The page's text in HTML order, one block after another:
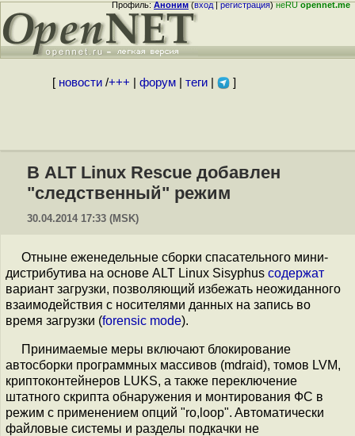
Профиль:Аноним(вход|регистрация)неRUopennet.me
[ новости/+++ форум| теги| ]
В ALT Linux Rescue добавлен
"следственный" режим
30.04.2014 17:33 (MSK)
Отныне еженедельные сборки спасательного мини-
дистрибутива на основе ALT Linux Sisyphus содержат
вариант загрузки, позволяющий избежать неожиданного
взаимодействия с носителями данных на запись во
время загрузки (forensic mode).
Принимаемые меры включают блокирование
автосборки программных массивов (mdraid), томов LVM,
криптоконтейнеров LUKS, а также переключение
штатного скрипта обнаружения и монтирования ФС в
режим с применением опций "ro,loop". Aвтоматически
файловые системы и разделы подкачки не